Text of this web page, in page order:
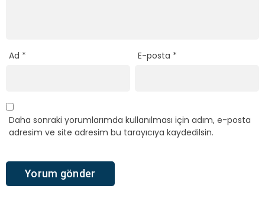
Ad * E-posta *
Daha sonraki yorumlarımda kullanılması için adım, e-posta
adresim ve site adresim bu tarayıcıya kaydedilsin.